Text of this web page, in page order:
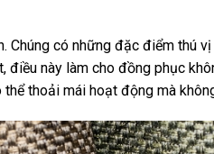
có những đặc điểm thú
này làm cho đồng phục
thoải mái hoạt động mà